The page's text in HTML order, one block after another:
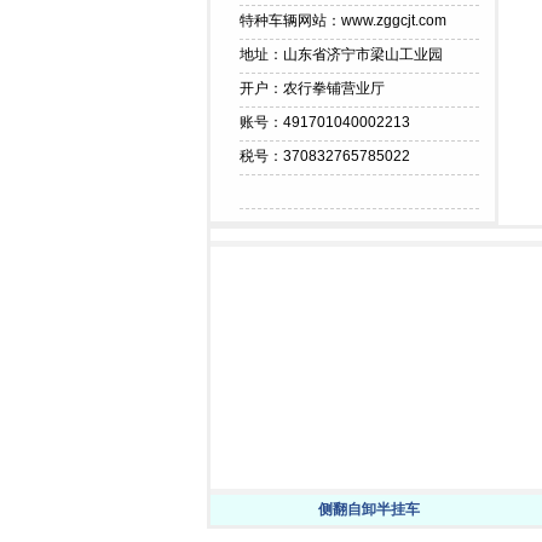
特种车辆网站：www.zggcjt.com
地址：山东省济宁市梁山工业园
开户：农行拳铺营业厅
账号：491701040002213
税号：370832765785022
侧翻自卸半挂车